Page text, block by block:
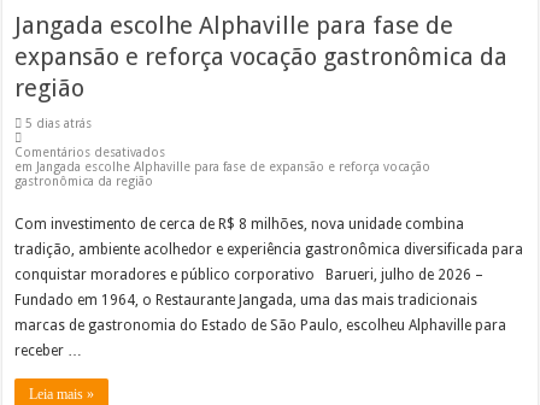
Jangada escolhe Alphaville para fase de
expansão e reforça vocação gastronômica da
região
5 dias atrás
Comentários desativados
em Jangada escolhe Alphaville para fase de expansão e reforça vocação
gastronômica da região
Com investimento de cerca de R$ 8 milhões, nova unidade combina
tradição, ambiente acolhedor e experiência gastronômica diversificada para
conquistar moradores e público corporativo Barueri, julho de 2026 –
Fundado em 1964, o Restaurante Jangada, uma das mais tradicionais
marcas de gastronomia do Estado de São Paulo, escolheu Alphaville para
receber …
Leia mais »